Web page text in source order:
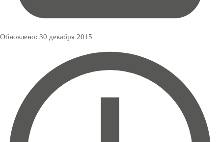
Обновлено: 30 декабря 2015